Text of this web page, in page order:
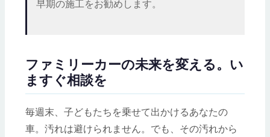
早期の施工をお勧めします。
ファミリーカーの未来を変える。い
ますぐ相談を
毎週末、子どもたちを乗せて出かけるあなたの
車。汚れは避けられません。でも、その汚れから